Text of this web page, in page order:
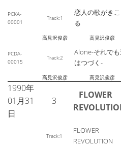
PCKA-
00001
Track:1
恋人の歌がきこ
る
高見沢俊彦 高見沢俊彦
PCDA-
00015
Track:2
Alone-それでも
はつづく-
高見沢俊彦 高見沢俊彦
1990年
01月31
日
3
FLOWER
Track:1
FLOWER
REVOLUTION